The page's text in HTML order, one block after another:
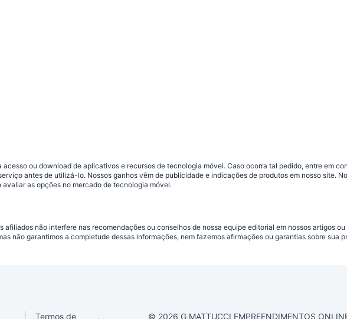
ou download de aplicativos e recursos de tecnologia móvel. Caso ocorra tal pedido, entre em
antes de utilizá-lo. Nossos ganhos vêm de publicidade e indicações de produtos em nosso site.
as opções no mercado de tecnologia móvel.
afiliados não interfere nas recomendações ou conselhos de nossa equipe editorial em nossos artigos
não garantimos a completude dessas informações, nem fazemos afirmações ou garantias sobre sua
Termos de © 2026 G MATTUCCI EMPREENDIMENTOS